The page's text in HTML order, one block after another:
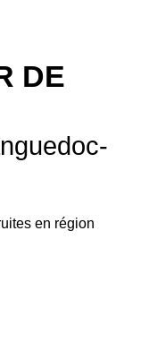
DE
en région